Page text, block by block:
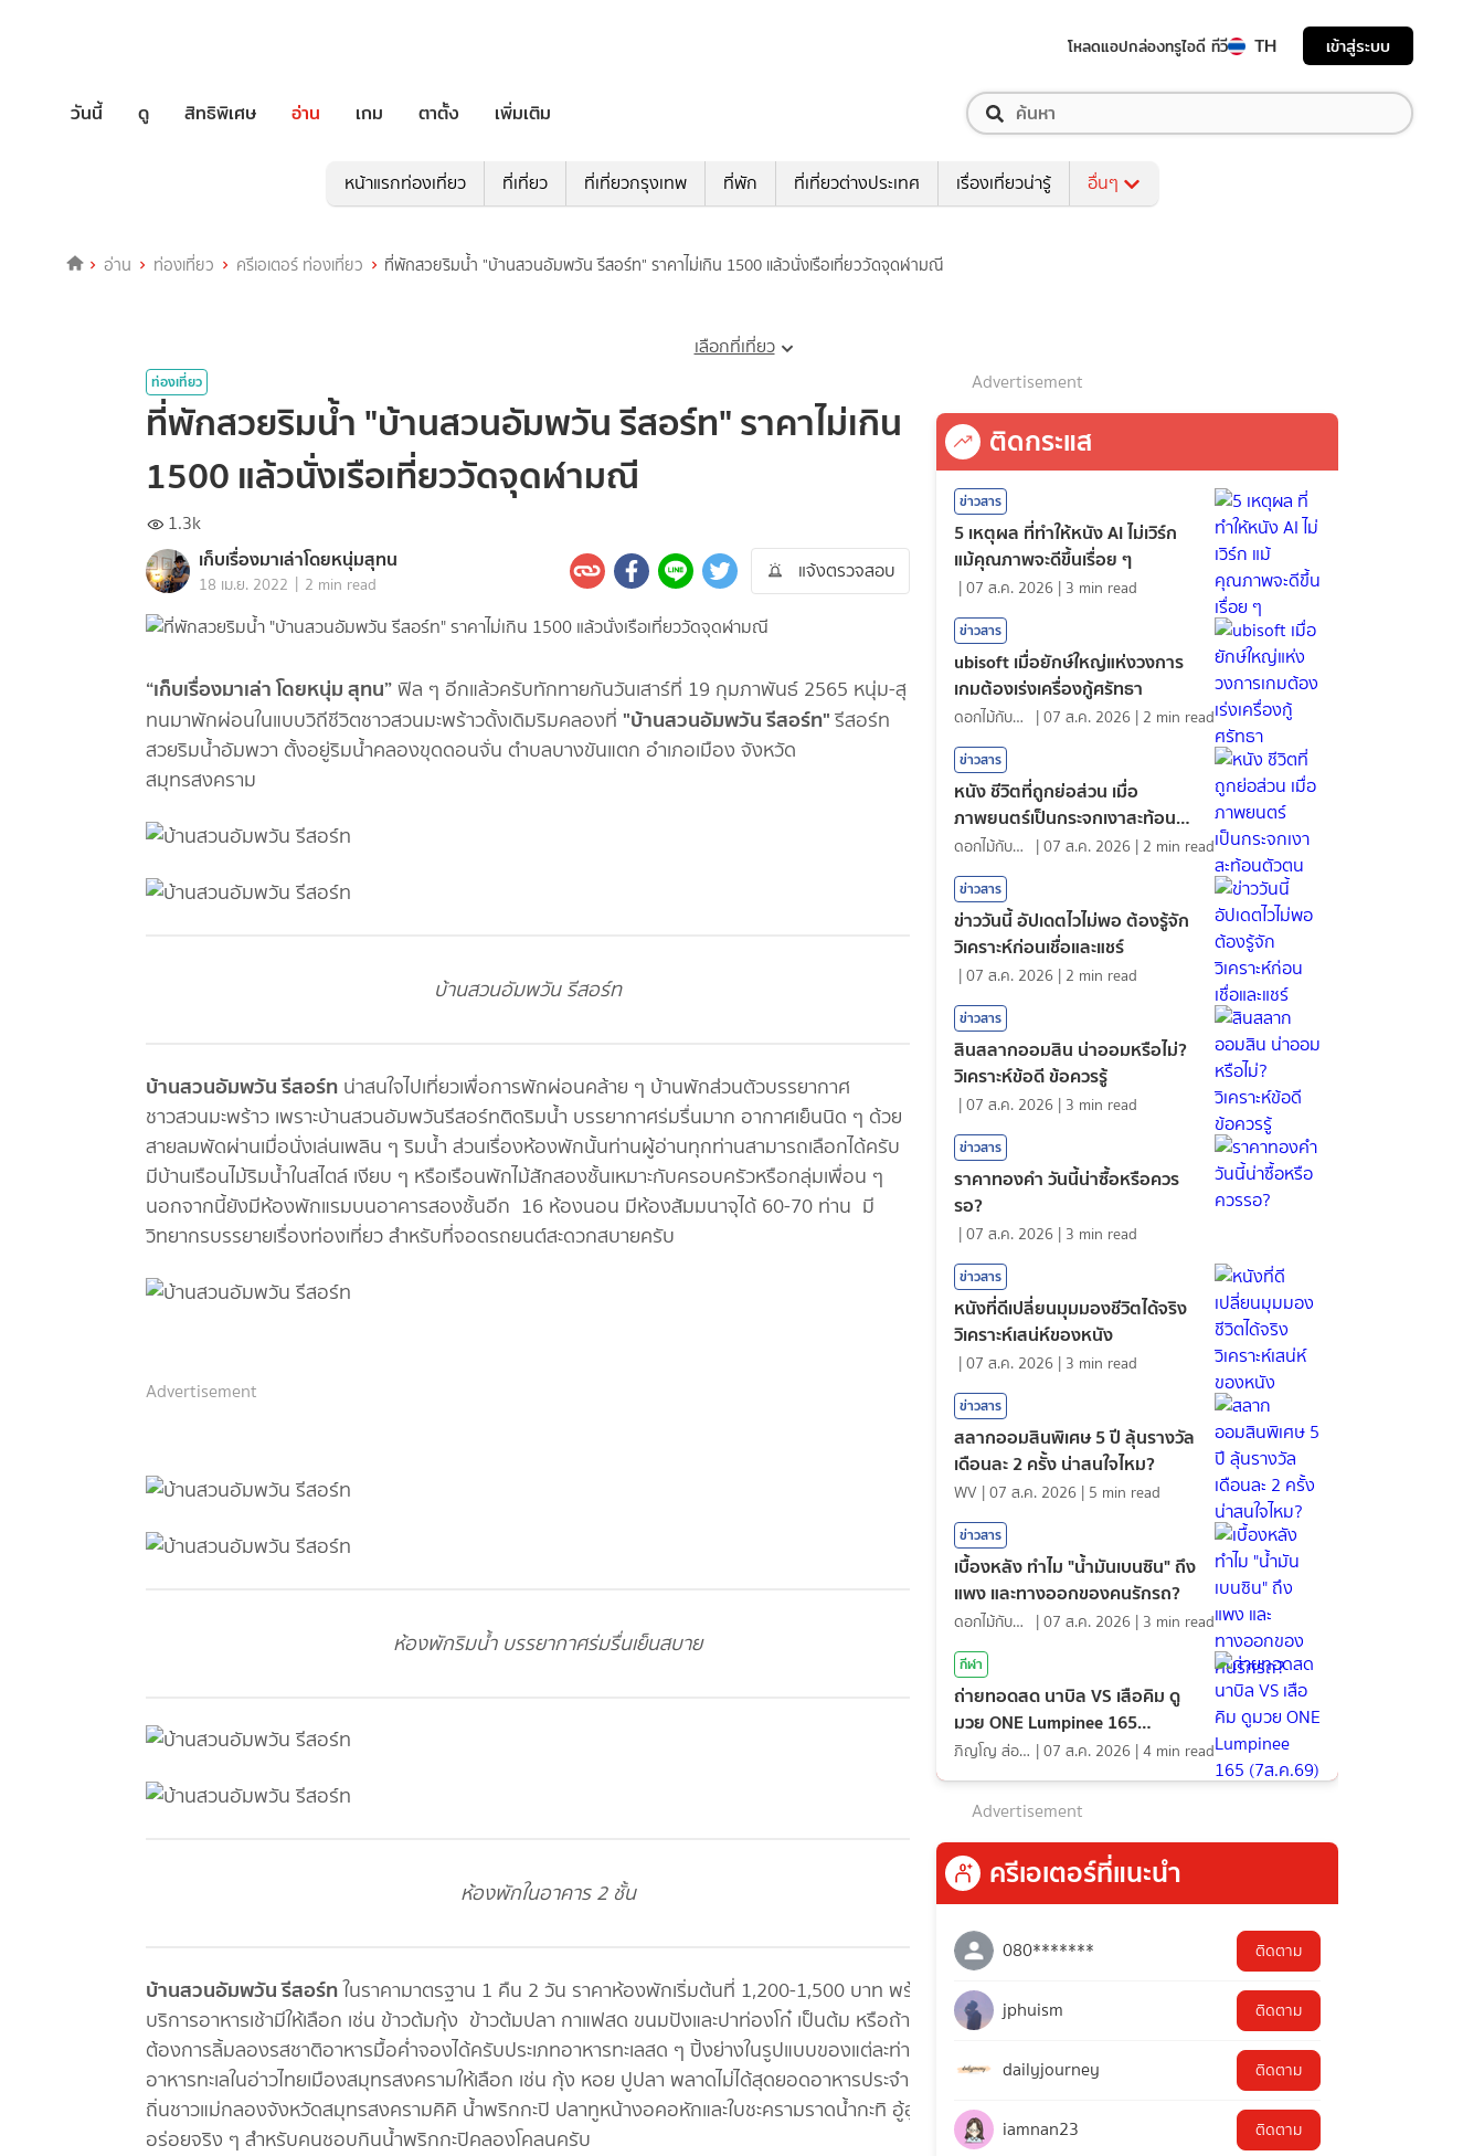
โหลดแอปกล่องทรูไอดี ทีวี TH เข้าสู่ระบบ
วันนี้ ดู สิทธิพิเศษ อ่าน เกม ตาตั้ง เพิ่มเติม
หน้าแรกท่องเที่ยว ที่เที่ยว ที่เที่ยวกรุงเทพ ที่พัก ที่เที่ยวต่างประเทศ เรื่องเที่ยวน่ารู้ อื่นๆ
อ่าน ท่องเที่ยว ครีเอเตอร์ ท่องเที่ยว ที่พักสวยริมน้ำ "บ้านสวนอัมพวัน รีสอร์ท" ราคาไม่เกิน 1500 แล้วนั่งเรือเที่ยววัดจุดฬามณี
เลือกที่เที่ยว
ท่องเที่ยว
ที่พักสวยริมน้ำ "บ้านสวนอัมพวัน รีสอร์ท" ราคาไม่เกิน
1500 แล้วนั่งเรือเที่ยววัดจุดฬามณี
1.3k
เก็บเรื่องมาเล่าโดยหนุ่มสุทน
18 เม.ย. 2022 | 2 min read
แจ้งตรวจสอบ
“เก็บเรื่องมาเล่า โดยหนุ่ม สุทน”ฟิล ๆ อีกแล้วครับทักทายกันวันเสาร์ที่ 19 กุมภาพันธ์ 2565 หนุ่ม-สุ
ทนมาพักผ่อนในแบบวิถีชีวิตชาวสวนมะพร้าวดั้งเดิมริมคลองที่ "บ้านสวนอัมพวัน รีสอร์ท"รีสอร์ท
สวยริมน้ำอัมพวา ตั้งอยู่ริมน้ำคลองขุดดอนจั่น ตำบลบางขันแตก อำเภอเมือง จังหวัด
สมุทรสงคราม
บ้านสวนอัมพวัน รีสอร์ท
บ้านสวนอัมพวัน รีสอร์ท น่าสนใจไปเที่ยวเพื่อการพักผ่อนคล้าย ๆ บ้านพักส่วนตัวบรรยากาศ
ชาวสวนมะพร้าว เพราะบ้านสวนอัมพวันรีสอร์ทติดริมน้ำ บรรยากาศร่มรื่นมาก อากาศเย็นนิด ๆ ด้วย
สายลมพัดผ่านเมื่อนั่งเล่นเพลิน ๆ ริมน้ำ ส่วนเรื่องห้องพักนั้นท่านผู้อ่านทุกท่านสามารถเลือกได้ครับ
มีบ้านเรือนไม้ริมน้ำในสไตล์ เงียบ ๆ หรือเรือนพักไม้สักสองชั้นเหมาะกับครอบครัวหรือกลุ่มเพื่อน ๆ
นอกจากนี้ยังมีห้องพักแรมบนอาคารสองชั้นอีก 16 ห้องนอน มีห้องสัมมนาจุได้ 60-70 ท่าน มี
วิทยากรบรรยายเรื่องท่องเที่ยว สำหรับที่จอดรถยนต์สะดวกสบายครับ
Advertisement
ห้องพักริมน้ำ บรรยากาศร่มรื่นเย็นสบาย
ห้องพักในอาคาร 2 ชั้น
บ้านสวนอัมพวัน รีสอร์ทในราคามาตรฐาน 1 คืน 2 วัน ราคาห้องพักเริ่มต้นที่ 1,200-1,500 บาท พร้อม
บริการอาหารเช้ามีให้เลือก เช่น ข้าวต้มกุ้ง ข้าวต้มปลา กาแฟสด ขนมปังและปาท่องโก๋ เป็นต้ม หรือถ้าหาก
ต้องการลิ้มลองรสชาติอาหารมื้อค่ำจองได้ครับประเภทอาหารทะเลสด ๆ ปิ้งย่างในรูปแบบของแต่ละท่าน มี
อาหารทะเลในอ่าวไทยเมืองสมุทรสงครามให้เลือก เช่น กุ้ง หอย ปูปลา พลาดไม่ได้สุดยอดอาหารประจำท้อง
ถิ่นชาวแม่กลองจังหวัดสมุทรสงครามคิคิ น้ำพริกกะปิ ปลาทูหน้างอคอหักและใบชะครามราดน้ำกะทิ อู้ฮู
อร่อยจริง ๆ สำหรับคนชอบกินน้ำพริกกะปิคลองโคลนครับ
Advertisement
ติดกระแส
ข่าวสาร
5 เหตุผล ที่ทำให้หนัง AI ไม่เวิร์ก
แม้คุณภาพจะดีขึ้นเรื่อย ๆ
|07 ส.ค. 2026 | 3 min read
ข่าวสาร
ubisoft เมื่อยักษ์ใหญ่แห่งวงการ
เกมต้องเร่งเครื่องกู้ศรัทธา
ดอกไม้กับสายน้ำ |07 ส.ค. 2026 | 2 min read
ข่าวสาร
หนัง ชีวิตที่ถูกย่อส่วน เมื่อ
ภาพยนตร์เป็นกระจกเงาสะท้อนตัว
ตน
ดอกไม้กับสายน้ำ |07 ส.ค. 2026 | 2 min read
ข่าวสาร
ข่าววันนี้ อัปเดตไวไม่พอ ต้องรู้จัก
วิเคราะห์ก่อนเชื่อและแชร์
|07 ส.ค. 2026 | 2 min read
ข่าวสาร
สินสลากออมสิน น่าออมหรือไม่?
วิเคราะห์ข้อดี ข้อควรรู้
|07 ส.ค. 2026 | 3 min read
ข่าวสาร
ราคาทองคํา วันนี้น่าซื้อหรือควร
รอ?
|07 ส.ค. 2026 | 3 min read
ข่าวสาร
หนังที่ดีเปลี่ยนมุมมองชีวิตได้จริง
วิเคราะห์เสน่ห์ของหนัง
|07 ส.ค. 2026 | 3 min read
ข่าวสาร
สลากออมสินพิเศษ 5 ปี ลุ้นรางวัล
เดือนละ 2 ครั้ง น่าสนใจไหม?
WV |07 ส.ค. 2026 | 5 min read
ข่าวสาร
เบื้องหลัง ทำไม "น้ำมันเบนซิน" ถึง
แพง และทางออกของคนรักรถ?
ดอกไม้กับสายน้ำ |07 ส.ค. 2026 | 3 min read
กีฬา
ถ่ายทอดสด นาบิล VS เสือคิม ดู
มวย ONE Lumpinee 165
(7ส.ค.69)ภิญโญ ส่องแสง |07 ส.ค. 2026 |4 min read
Advertisement
ครีเอเตอร์ที่แนะนำ
080******* ติดตาม
jphuism ติดตาม
dailyjourney ติดตาม
iamnan23 ติดตาม